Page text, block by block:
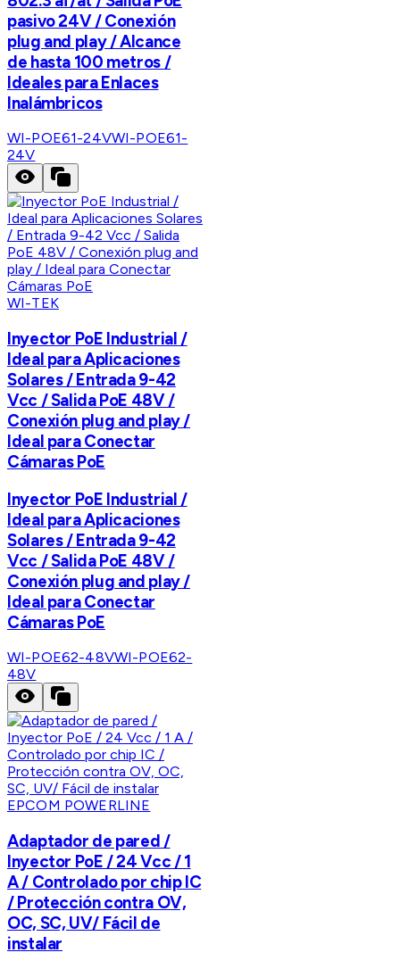
pasivo 24V / Conexión
plug and play / Alcance
de hasta 100 metros /
Ideales para Enlaces
Inalámbricos
WI-POE61-24VWI-POE61-
24V
WI-TEK
Inyector PoE Industrial /
Ideal para Aplicaciones
Solares / Entrada 9-42
Vcc / Salida PoE 48V /
Conexión plug and play /
Ideal para Conectar
Cámaras PoE
Inyector PoE Industrial /
Ideal para Aplicaciones
Solares / Entrada 9-42
Vcc / Salida PoE 48V /
Conexión plug and play /
Ideal para Conectar
Cámaras PoE
WI-POE62-48VWI-POE62-
48V
EPCOM POWERLINE
Adaptador de pared /
Inyector PoE / 24 Vcc / 1
A / Controlado por chip IC
/ Protección contra OV,
OC, SC, UV/ Fácil de
instalar